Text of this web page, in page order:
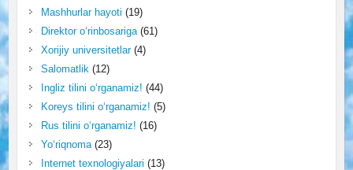
Mashhurlar hayoti (19)
Direktor o‘rinbosariga(61)
Xorijiy universitetlar(4)
Salomatlik(12)
Ingliz tilini o‘rganamiz! (44)
Koreys tilini o‘rganamiz! (5)
Rus tilini o‘rganamiz! (16)
Yo‘riqnoma(23)
Internet texnologiyalari (13)